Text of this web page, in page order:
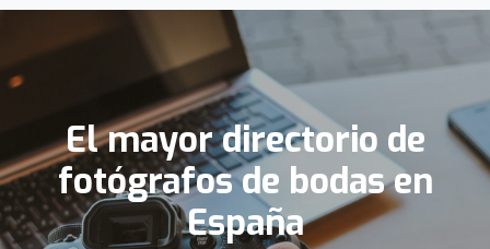
El mayor directorio de
fotógrafos de bodas en
España